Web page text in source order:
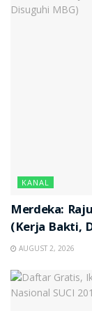
KANAL
Merdeka:
(Kerja Bakti,
AUGUST 2, 2026